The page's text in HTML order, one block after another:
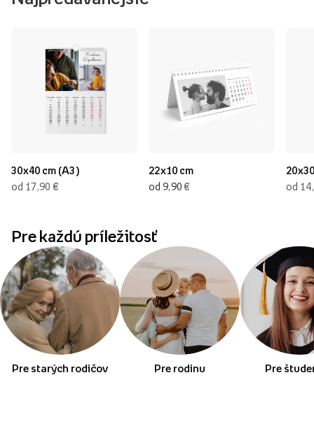
30x40 cm (A3)
od 17,90 €
22x10 cm
od 9,90 €
od
Pre každú príležitosť
Pre starých rodičov Pre rodinu Pre